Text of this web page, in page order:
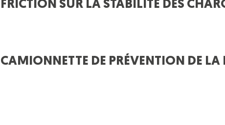
FRICTION SUR LA STABILITÉ DES
CAMIONNETTE DE PRÉVENTION DE LA